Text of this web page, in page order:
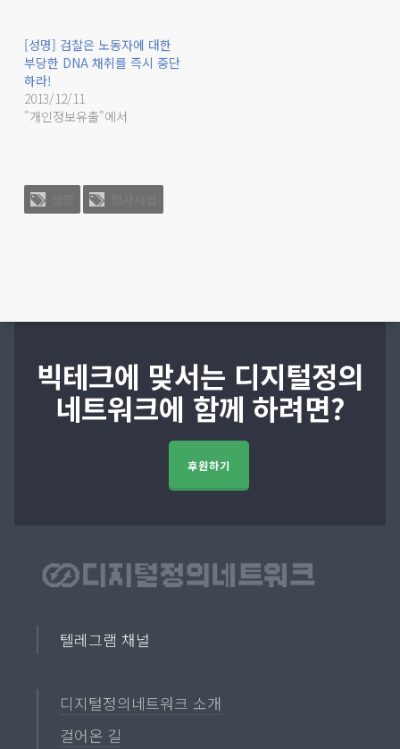
[성명] 검찰은 노동자에 대한
부당한 DNA 채취를 즉시 중단
하라!
2013/12/11
"개인정보유출"에서
빅테크에 맞서는 디지털정의
네트워크에 함께 하려면?
후원하기
텔레그램 채널
디지털정의네트워크 소개
걸어온 길